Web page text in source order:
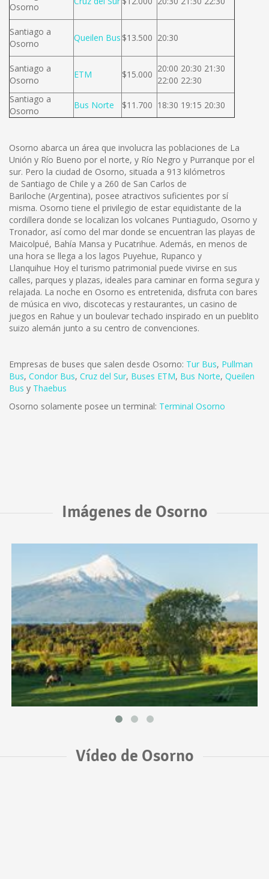
Osorno
Santiago a
Osorno
Queilen Bus $13.500 20:30
Santiago a
Osorno
ETM $15.000
20:00 20:30 21:30
22:00 22:30
Santiago a
Osorno
Bus Norte $11.700 18:30 19:15 20:30
Osorno abarca un área que involucra las poblaciones de La
Unión y Río Bueno por el norte, y Río Negro y Purranque por el
sur. Pero la ciudad de Osorno, situada a 913 kilómetros
de Santiago de Chile y a 260 de San Carlos de
Bariloche (Argentina), posee atractivos suficientes por sí
misma. Osorno tiene el privilegio de estar equidistante de la
cordillera donde se localizan los volcanes Puntiagudo, Osorno y
Tronador, así como del mar donde se encuentran las playas de
Maicolpué, Bahía Mansa y Pucatrihue. Además, en menos de
una hora se llega a los lagos Puyehue, Rupanco y
Llanquihue Hoy el turismo patrimonial puede vivirse en sus
calles, parques y plazas, ideales para caminar en forma segura y
relajada. La noche en Osorno es entretenida, disfruta con bares
de música en vivo, discotecas y restaurantes, un casino de
juegos en Rahue y un boulevar techado inspirado en un pueblito
suizo alemán junto a su centro de convenciones.
Empresas de buses que salen desde Osorno: Tur Bus, Pullman
Bus, Condor Bus, Cruz del Sur, Buses ETM, Bus Norte, Queilen
Bus y Thaebus
Osorno solamente posee un terminal: Terminal Osorno
Imágenes de Osorno
Vídeo de Osorno